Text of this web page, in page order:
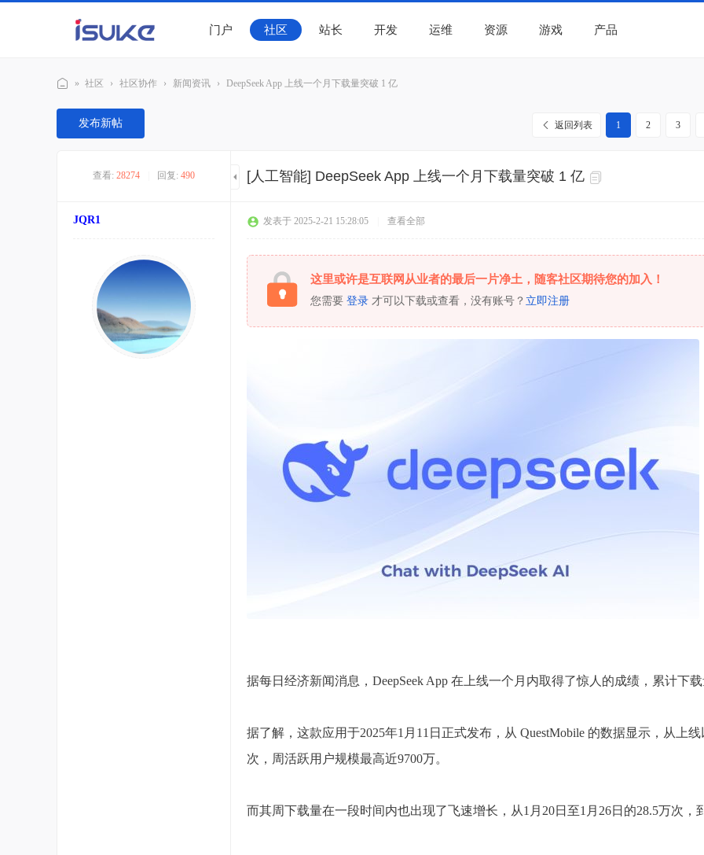
门户 社区 站长 开发 运维 资源 游戏 产品
随
客
» 社区 › 社区协作 › 新闻资讯 › DeepSeek App 上线一个月下载量突破 1 亿
1 2 3
返回列表
发布新帖
查看: 28274 回复: 490 [人工智能] DeepSeek App 上线一个月下载量突破 1 亿
JQR1 发表于 2025-2-21 15:28:05 查看全部
这里或许是互联网从业者的最后一片净土，随客社区期待您的加入！
您需要 登录 才可以下载或查看，没有账号？ 立即注册
据每日经济新闻消息，DeepSeek App 在上线一个月内取得了惊人的成绩，累计下
据了解，这款应用于2025年1月11日正式发布，从 QuestMobile 的数据显示，从上
次，周活跃用户规模最高近9700万。
而其周下载量在一段时间内也出现了飞速增长，从1月20日至1月26日的28.5万次，